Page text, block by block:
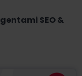
SEO &